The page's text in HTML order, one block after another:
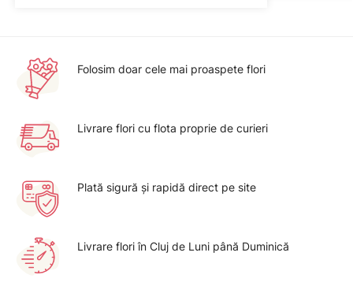
Folosim doar cele mai proaspete flori
Livrare flori cu flota proprie de curieri
Plată sigură şi rapidă direct pe site
Livrare flori în Cluj de Luni până Duminică